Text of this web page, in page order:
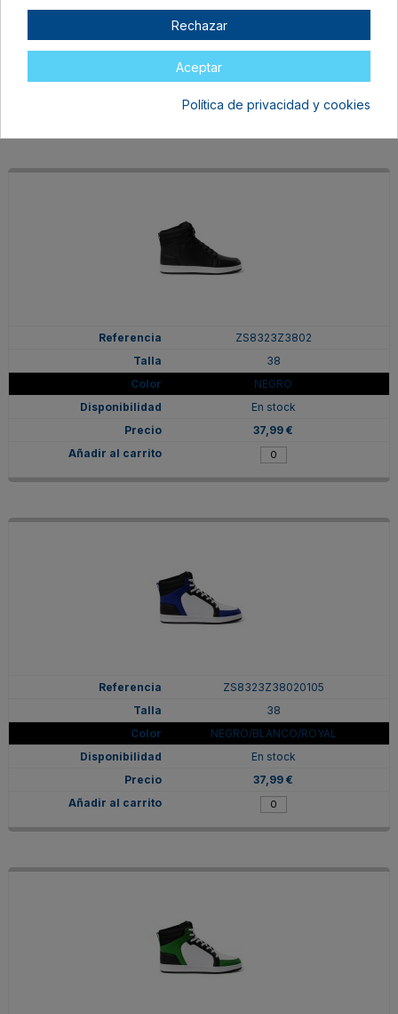
38
BLANCO/MARINO
37,99 €
ZS8323Z3802
38
NEGRO
En stock
37,99 €
ZS8323Z38020105
38
NEGRO/BLANCO/ROYAL
En stock
37,99 €
Rechazar
Aceptar
Política de privacidad y cookies